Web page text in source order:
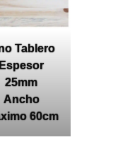
Tablero
Espesor
25mm
Ancho
60cm